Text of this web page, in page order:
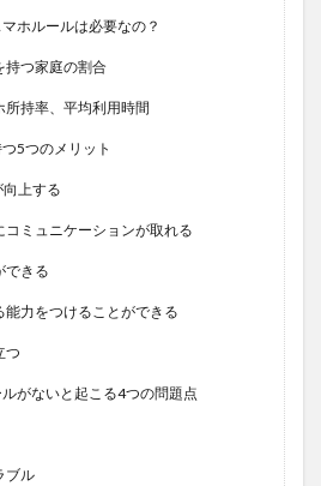
ホルールは必要なの？
持つ家庭の割合
所持率、平均利用時間
5つのメリット
上する
コミュニケーションが取れる
できる
力をつけることができる
つ
がないと起こる4つの問題点
ブル